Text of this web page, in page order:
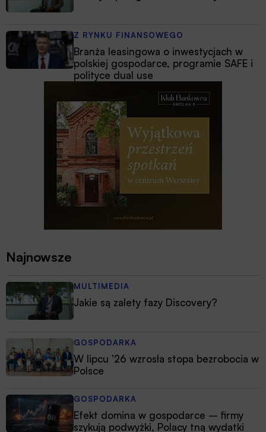
Z RYNKU FINANSOWEGO
Branża leasingowa o inwestycjach w
polskiej gospodarce, programie SAFE i
polityce dual use
Najnowsze
MULTIMEDIA
Jakie są zalety fazy Discovery?
GOSPODARKA
W lipcu ’26 wzrosła stopa bezrobocia w
Polsce
GOSPODARKA
Efekt domina w gospodarce – firmy
szykują podwyżki, Polacy tną wydatki